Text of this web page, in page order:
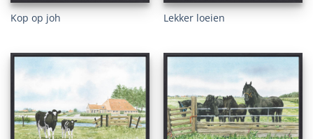
Kop op joh Lekker loeien